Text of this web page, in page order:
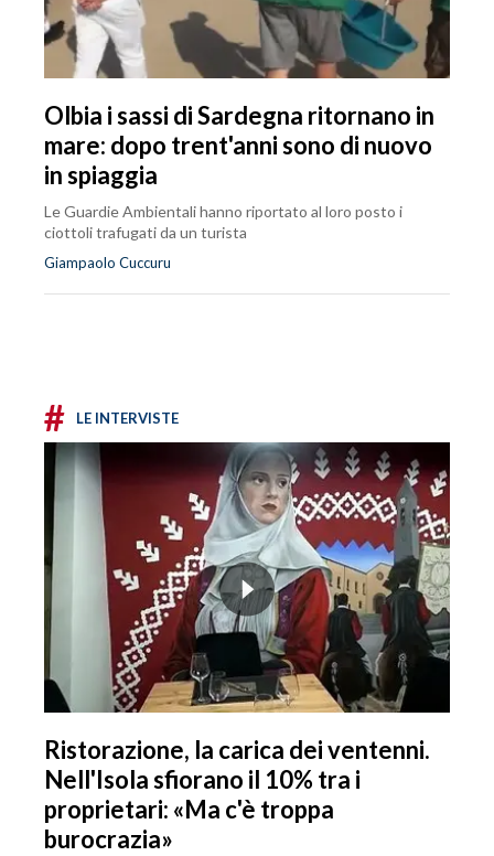
Olbia i sassi di Sardegna ritornano in
mare: dopo trent'anni sono di nuovo
in spiaggia
Le Guardie Ambientali hanno riportato al loro posto i
ciottoli trafugati da un turista
Giampaolo Cuccuru
# LE INTERVISTE
Ristorazione, la carica dei ventenni.
Nell'Isola sfiorano il 10% tra i
proprietari: «Ma c'è troppa
burocrazia»